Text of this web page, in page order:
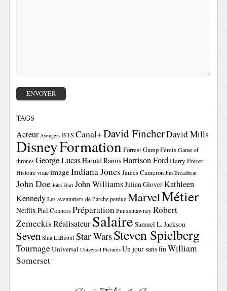
TAGS
Acteur Avengers BTSCanal+David FincherDavid Mills
DisneyFormationForrest GumpFémis Game of
thrones George LucasHarold RamisHarrison FordHarry Potter
Histoire vraie imageIndiana Jones James Cameron Jim Broadbent
John Doe John Hurt John WilliamsJulian GloverKathleen
Kennedy Les aventuriers de l’arche perdue MarvelMétier
NetflixPhil ConnorsPréparation Punxsutawney Robert
ZemeckisRéalisateurSalaire Samuel L. Jackson
Seven Shia LaBeouf Star WarsSteven Spielberg
TournageUniversal Universal Pictures Un jour sans finWilliam
Somerset